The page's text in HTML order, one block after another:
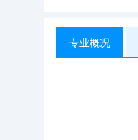
专业概况